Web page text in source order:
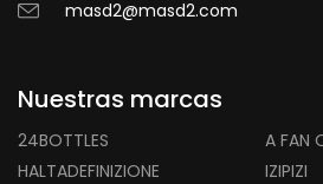
masd2@masd2.com
Nuestras marcas
24BOTTLES
A FAN
HALTADEFINIZIONE
IZIPIZI